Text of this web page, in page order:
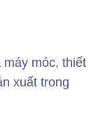
móc, thiết
xuất trong